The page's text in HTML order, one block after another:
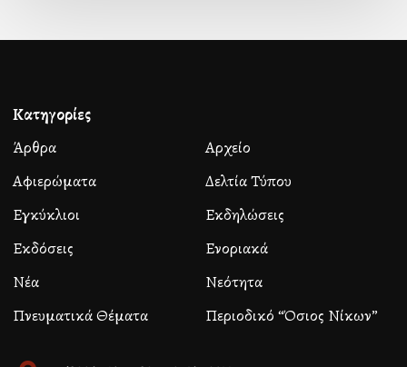
Κατηγορίες
Άρθρα
Αρχείο
Αφιερώματα
Δελτία Τύπου
Εγκύκλιοι
Εκδηλώσεις
Εκδόσεις
Ενοριακά
Νέα
Νεότητα
Πνευματικά Θέματα
Περιοδικό “Όσιος Νίκων”